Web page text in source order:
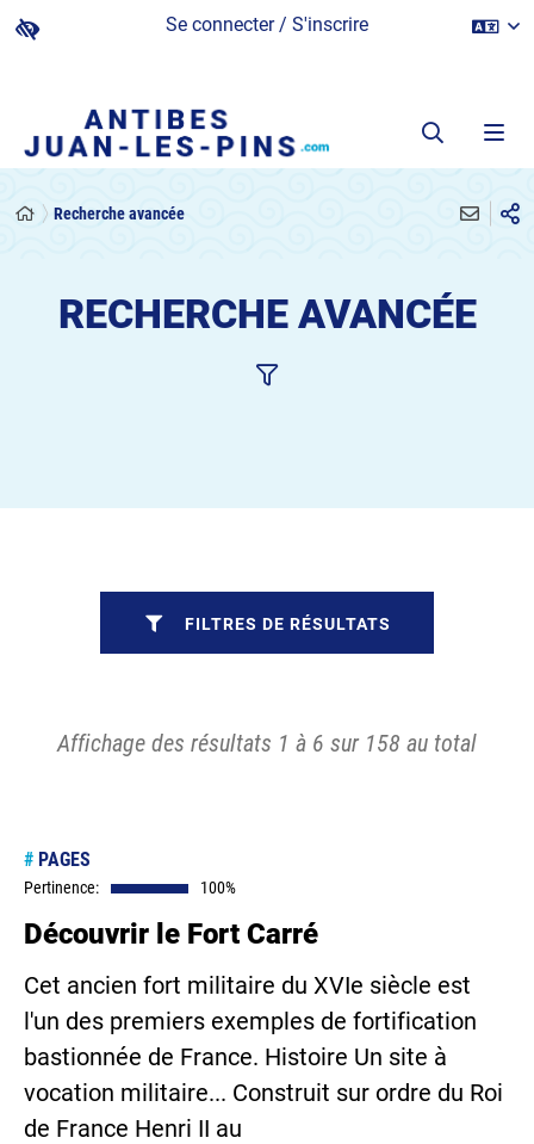
Se connecter / S'inscrire
Recherche avancée
RECHERCHE AVANCÉE
Affichage des résultats 1 à 6 sur 158 au total
# PAGES
Pertinence: 100%
Découvrir le Fort Carré
Cet ancien fort militaire du XVIe siècle est
l'un des premiers exemples de fortification
bastionnée de France. Histoire Un site à
vocation militaire... Construit sur ordre du Roi
de France Henri II au
FILTRES DE RÉSULTATS